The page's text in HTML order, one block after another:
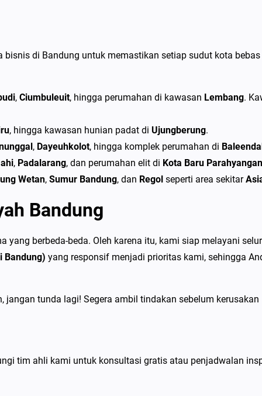
b
h
0
2
di Bandung untuk memastikan setiap sudut kota
, Ciumbuleuit, hingga perumahan di kawasan Lembang.
, hingga kawasan hunian padat di Ujungberung.
, Dayeuhkolot, hingga komplek perumahan di
, Padalarang, dan perumahan elit di Kota Baru Parahyangan
Wetan, Sumur Bandung, dan Regol seperti area sekitar
Bandung
berbeda-beda. Oleh karena itu, kami siap melayani
Bandung) yang responsif menjadi prioritas kami, sehingga
tunda lagi! Segera ambil tindakan sebelum
tim ahli kami untuk konsultasi gratis atau penjadwalan